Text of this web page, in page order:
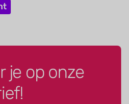
je op onze